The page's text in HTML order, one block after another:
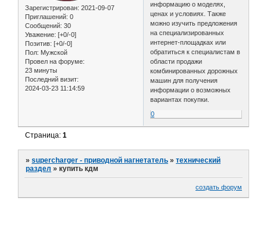
Зарегистрирован: 2021-09-07
Приглашений: 0
Сообщений: 30
Уважение: [+0/-0]
Позитив: [+0/-0]
Пол: Мужской
Провел на форуме:
23 минуты
Последний визит:
2024-03-23 11:14:59
информацию о моделях,
ценах и условиях. Также
можно изучить предложения
на специализированных
интернет-площадках или
обратиться к специалистам в
области продажи
комбинированных дорожных
машин для получения
информации о возможных
вариантах покупки.
0
Страница:1
»supercharger - приводной нагнетатель »технический
раздел »купить кдм
создать форум